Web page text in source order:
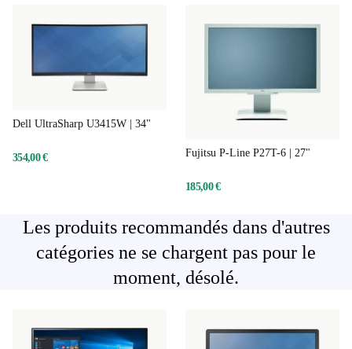
Dell UltraSharp U3415W | 34"
354,00 € Fujitsu P-Line P27T-6 | 27"
185,00 €
Les produits recommandés dans d'autres
catégories ne se chargent pas pour le
moment, désolé.